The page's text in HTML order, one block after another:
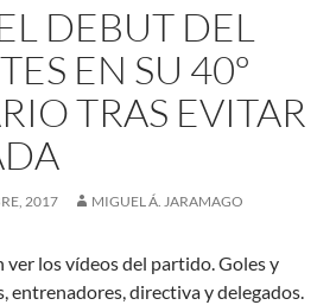
DEBUT DEL
EN SU 40º
TRAS EVITAR
2017 MIGUEL Á. JARAMAGO
los vídeos del partido. Goles y
entrenadores, directiva y delegados.